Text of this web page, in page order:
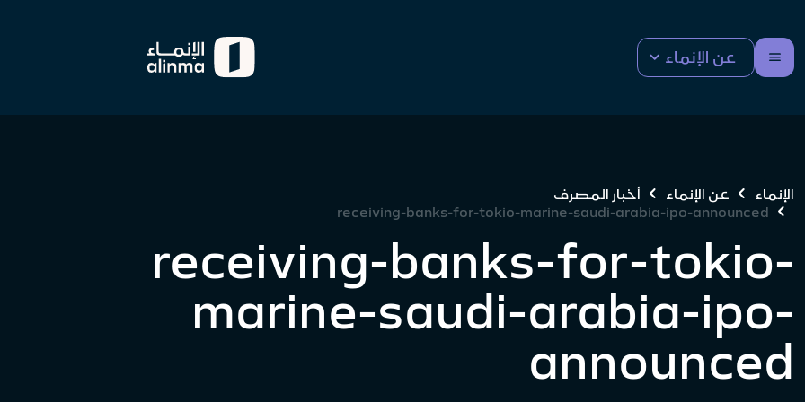
عن الإنماء
الإنماء عن الإنماء
أخبار المصرف
receiving-banks-for-tokio-marine-saudi-arabia-ipo-announced
receiving-banks-for-tokio-
marine-saudi-arabia-ipo-
announced